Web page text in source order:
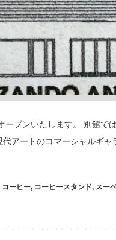
ープンいたします。 別館で
アートのコマーシャルギ
コーヒー, コーヒースタンド, スー